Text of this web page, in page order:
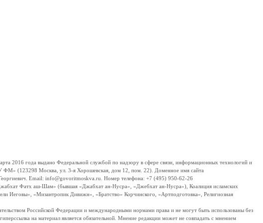
2016 года выдано Федеральной службой по надзору в сфере связи, информационных технологий и
ФМ» (123298 Москва, ул. 3-я Хорошевская, дом 12, пом. 22). Доменное имя сайта
Email: info@govoritmoskva.ru. Номер телефона: +7 (495) 950-62-26
Фатх аш-Шам» (бывшая «Джабхат ан-Нусра», «Джебхат ан-Нусра»), Коалиция исламских
«Мизантропик Дивижн», «Братство» Корчинского, «Артподготовка», Религиозная
Российской Федерации и международными нормами права и не могут быть использованы без
на материал является обязательной. Мнение редакции может не совпадать с мнением